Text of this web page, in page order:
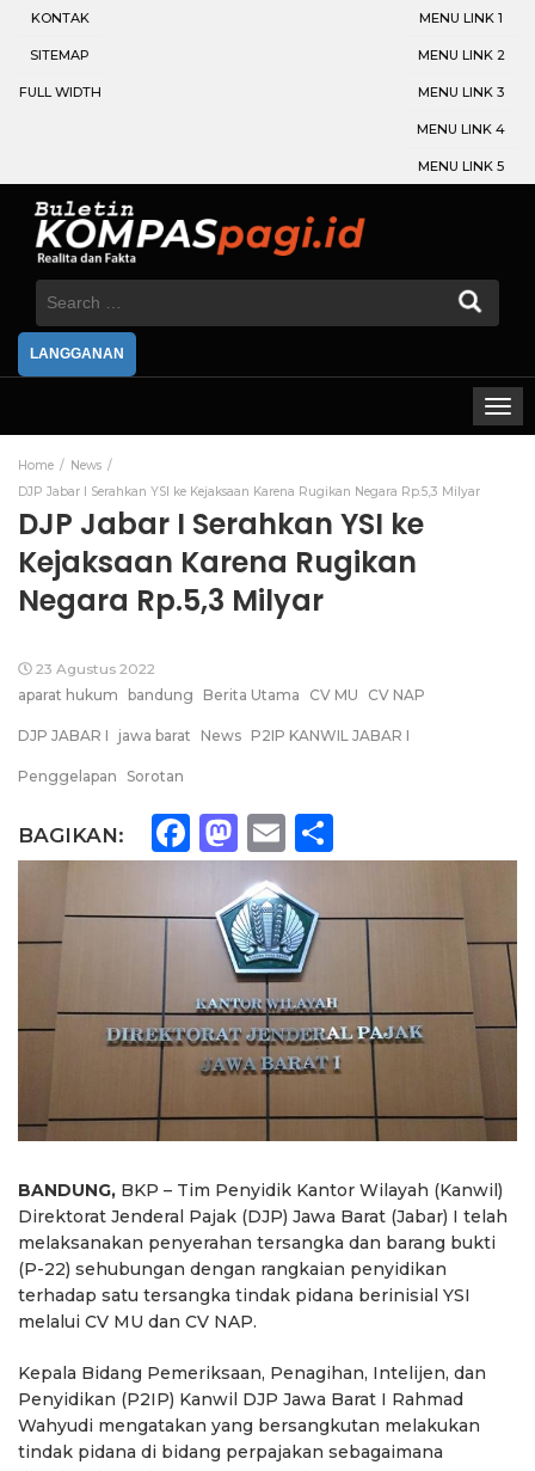
KONTAK
SITEMAP
FULL WIDTH
MENU LINK 1
MENU LINK 2
MENU LINK 3
MENU LINK 4
MENU LINK 5
Search
LANGGANAN
Home
News
DJP Jabar I Serahkan YSI ke Kejaksaan Karena Rugikan Negara Rp.5,3 Milyar
DJP Jabar I Serahkan YSI ke
Kejaksaan Karena Rugikan
Negara Rp.5,3 Milyar
23 Agustus 2022
aparat hukum
bandung Berita Utama CV MU CV NAP
DJP JABAR I jawa barat News P2IP KANWIL JABAR I
Penggelapan Sorotan
BAGIKAN: Facebook
Mastodon
Email
BANDUNG, BKP – Tim Penyidik Kantor Wilayah (Kanwil)
Direktorat Jenderal Pajak (DJP) Jawa Barat (Jabar) I telah
melaksanakan penyerahan tersangka dan barang bukti
(P-22) sehubungan dengan rangkaian penyidikan
terhadap satu tersangka tindak pidana berinisial YSI
melalui CV MU dan CV NAP.
Kepala Bidang Pemeriksaan, Penagihan, Intelijen, dan
Penyidikan (P2IP) Kanwil DJP Jawa Barat I Rahmad
Wahyudi mengatakan yang bersangkutan melakukan
tindak pidana di bidang perpajakan sebagaimana